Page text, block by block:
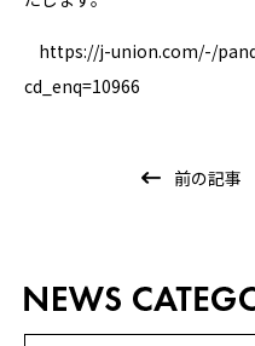
https://j-union.com/-/
cd_enq=10966
前の記事